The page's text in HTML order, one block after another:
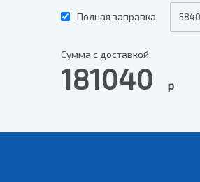
Полная заправка
Сумма с доставкой
181040 р